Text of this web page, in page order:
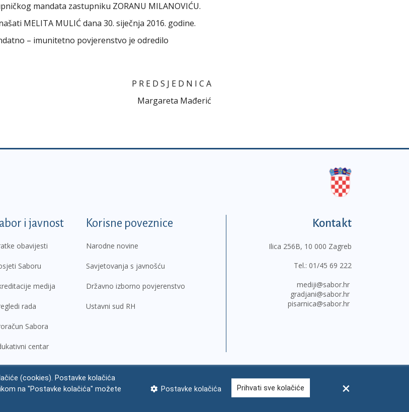
mandata zastupniku ZORANU MILANOVIĆU.
MELITA MULIĆ dana 30. siječnja 2016. godine.
– imunitetno povjerenstvo je odredilo
P R E D S J E D N I C A
Margareta Mađerić
i javnost
obavijesti
Saboru
medija
rada
Sabora
centar
Korisne poveznice
Narodne novine
Savjetovanja s javnošću
Državno izborno povjerenstvo
Ustavni sud RH
Kontakt
Ilica 256B, 10 000 Zagreb
Tel.: 01/45 69 222
mediji@sabor.hr
gradjani@sabor.hr
pisarnica@sabor.hr
Izjava o pristupačnosti Zaštita osobnih podataka Impressum Česta pitanja Kontakti Mapa weba
(cookies). Postavke kolačića
na "Postavke kolačića" možete
Postavke kolačića Prihvati sve kolačiće